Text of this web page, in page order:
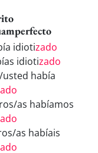
idiotizado
idiotizado
había
as habíamos
as habíais